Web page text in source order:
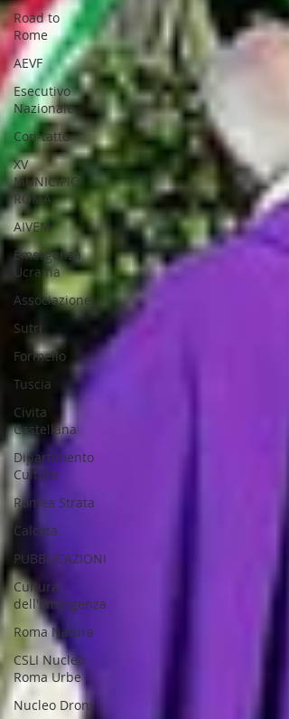
Road to
Rome
AEVF
Esecutivo
Nazionale
Con-tatto
XV
MUNICIPIO
ROMA
AIVEM
Emergenza
Ucraina
Associazione
Sutri
Formello
Tuscia
Civita
Castellana
Dipartimento
Cultura
Romea Strata
Calcata
PUBBLICAZIONI
Cultura
dell'Emergenza
Roma Natura
CSLI Nucleo
Roma Urbe
Nucleo Droni